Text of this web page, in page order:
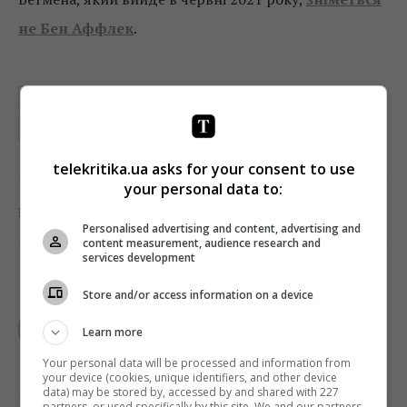
не Бен Аффлек.
СУПЕРБОУЛ
Поділитись:
TELEKRITIKA
telekritika.ua asks for your consent to use
your personal data to:
Personalised advertising and content, advertising and
content measurement, audience research and
services development
Store and/or access information on a device
Learn more
Your personal data will be processed and information from
your device (cookies, unique identifiers, and other device
data) may be stored by, accessed by and shared with 227